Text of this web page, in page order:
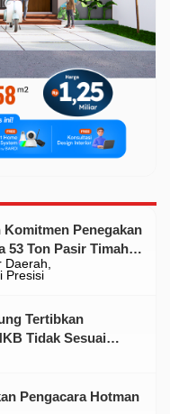
Daerah
Presisi
Komitmen Penegakan
53 Ton Pasir Timah
Tertibkan
Tidak Sesuai
Pengacara Hotman